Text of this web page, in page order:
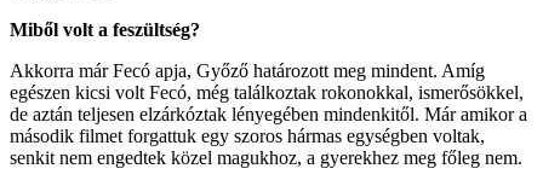
Miből volt a feszültség?
Akkorra már Fecó apja, Győző határozott meg mindent. Amíg
egészen kicsi volt Fecó, még találkoztak rokonokkal, ismerősökkel,
de aztán teljesen elzárkóztak lényegében mindenkitől. Már amikor a
második filmet forgattuk egy szoros hármas egységben voltak,
senkit nem engedtek közel magukhoz, a gyerekhez meg főleg nem.